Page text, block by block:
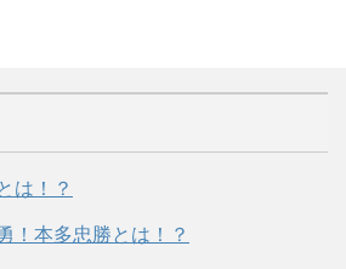
は！？
！本多忠勝とは！？